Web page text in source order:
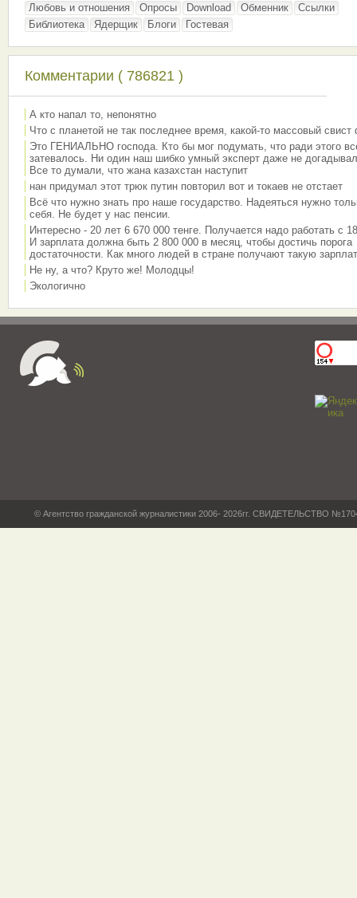
Любовь и отношения
Опросы Download Обменник
Ссылки
Библиотека
Ядерщик Блоги Гостевая
Комментарии ( 786821 )
А кто напал то, непонятно
Что с планетой не так последнее время, какой-то массовый свист
Это ГЕНИАЛЬНО господа. Кто бы мог подумать, что ради этого
затевалось. Ни один наш шибко умный эксперт даже не
Все то думали, что жана казахстан наступит
нан придумал этот трюк путин повторил вот и токаев не отстает
Всё что нужно знать про наше государство. Надеяться нужно
себя. Не будет у нас пенсии.
Интересно - 20 лет 6 670 000 тенге. Получается надо работать с
И зарплата должна быть 2 800 000 в месяц, чтобы достичь порога
достаточности. Как много людей в стране получают такую
Не ну, а что? Круто же! Молодцы!
Экологично
© Агентство гражданской журналистики 2006- 2026гг. СВИДЕТЕЛЬСТВО